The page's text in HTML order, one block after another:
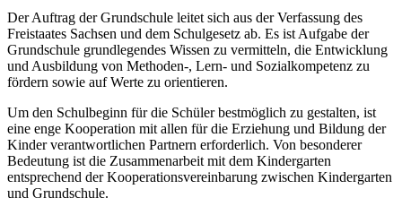
Der Auftrag der Grundschule leitet sich aus der Verfassung des
Freistaates Sachsen und dem Schulgesetz ab. Es ist Aufgabe der
Grundschule grundlegendes Wissen zu vermitteln, die Entwicklung
und Ausbildung von Methoden-, Lern- und Sozialkompetenz zu
fördern sowie auf Werte zu orientieren.
Um den Schulbeginn für die Schüler bestmöglich zu gestalten, ist
eine enge Kooperation mit allen für die Erziehung und Bildung der
Kinder verantwortlichen Partnern erforderlich. Von besonderer
Bedeutung ist die Zusammenarbeit mit dem Kindergarten
entsprechend der Kooperationsvereinbarung zwischen Kindergarten
und Grundschule.